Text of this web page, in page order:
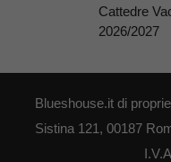
Cattedre
2026/2027
Blueshouse.it di
Sistina 121, 00187